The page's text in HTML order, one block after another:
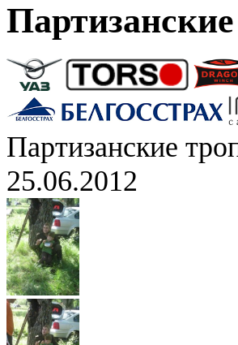
Партизанские
25.06.2012